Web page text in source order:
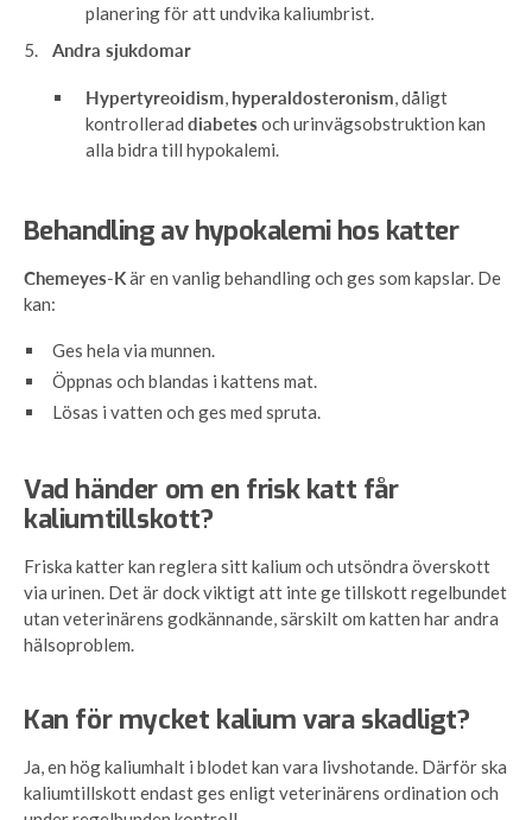
planering för att undvika kaliumbrist.
Andra sjukdomar
Hypertyreoidism hyperaldosteronism , dåligt
kontrollerad diabetes och urinvägsobstruktion kan
alla bidra till hypokalemi.
Behandling av hypokalemi hos katter
Chemeyes-Kär en vanlig behandling och ges som kapslar. De
kan:
Ges hela via munnen.
Öppnas och blandas i kattens mat.
Lösas i vatten och ges med spruta.
Vad händer om en frisk katt får
kaliumtillskott?
Friska katter kan reglera sitt kalium och utsöndra överskott
via urinen. Det är dock viktigt att inte ge tillskott regelbundet
utan veterinärens godkännande, särskilt om katten har andra
hälsoproblem.
Kan för mycket kalium vara skadligt?
Ja, en hög kaliumhalt i blodet kan vara livshotande. Därför ska
kaliumtillskott endast ges enligt veterinärens ordination och